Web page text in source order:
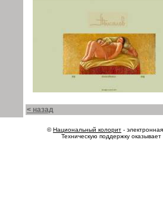
< назад
©Национальный колорит -
Техническую поддержку